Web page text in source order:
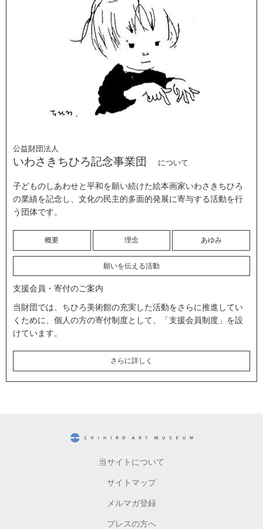
公益財団法人
いわさきちひろ記念事業団 について
子どものしあわせと平和を願い続けた絵本画家いわさきちひろ
の業績を記念し、文化の民主的多面的発展に寄与する活動を行
う団体です。
概要 理念 あゆみ
願いを伝える活動
支援会員・寄付のご案内
当財団では、ちひろ美術館の充実した活動をさらに推進してい
くために、個人の方の寄付制度として、「支援会員制度」を設
けています。
さらに詳しく
当サイトについて
サイトマップ
メルマガ登録
プレスの方へ